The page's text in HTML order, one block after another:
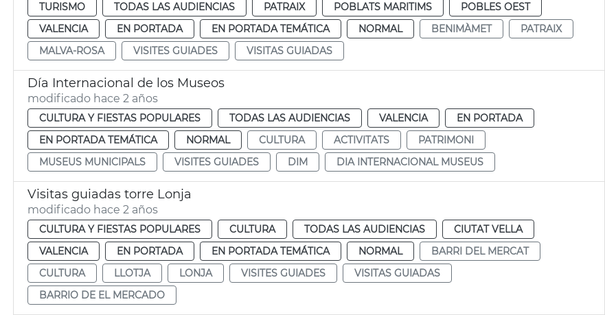
TURISMO TODAS LAS AUDIENCIAS PATRAIX POBLATS MARITIMS
POBLES OEST
VALENCIA
EN PORTADA EN PORTADA TEMÁTICA NORMAL BENIMÀMET
PATRAIX
MALVA-ROSA
VISITES GUIADES VISITAS GUIADAS
Día Internacional de los Museos
modificado hace 2 años
CULTURA Y FIESTAS POPULARES TODAS LAS AUDIENCIAS VALENCIA
EN PORTADA
EN PORTADA TEMÁTICA
NORMAL CULTURA ACTIVITATS
PATRIMONI
MUSEUS MUNICIPALS
VISITES GUIADES DIM DIA INTERNACIONAL MUSEUS
Visitas guiadas torre Lonja
modificado hace 2 años
CULTURA Y FIESTAS POPULARES CULTURA TODAS LAS AUDIENCIAS
CIUTAT VELLA
VALENCIA
EN PORTADA EN PORTADA TEMÁTICA NORMAL
BARRI DEL MERCAT
CULTURA
LLOTJA LONJA VISITES GUIADES
VISITAS GUIADAS
BARRIO DE EL MERCADO